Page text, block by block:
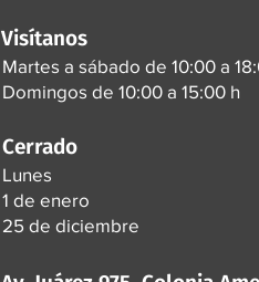
Visítanos
Martes a sábado de 10:00 a
Domingos de 10:00 a 15:00 h
Cerrado
Lunes
1 de enero
25 de diciembre